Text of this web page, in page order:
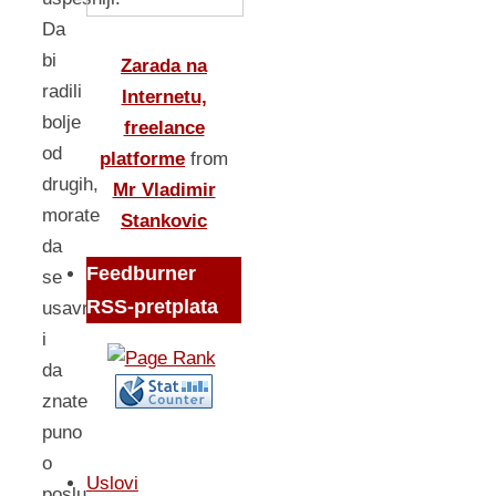
Da
bi
radili
bolje
od
drugih,
morate
da
se
usavrsavate
i
da
znate
puno
o
Zarada na
Internetu,
freelance
platforme from
Mr Vladimir
Stankovic
Feedburner
RSS-pretplata
Uslovi